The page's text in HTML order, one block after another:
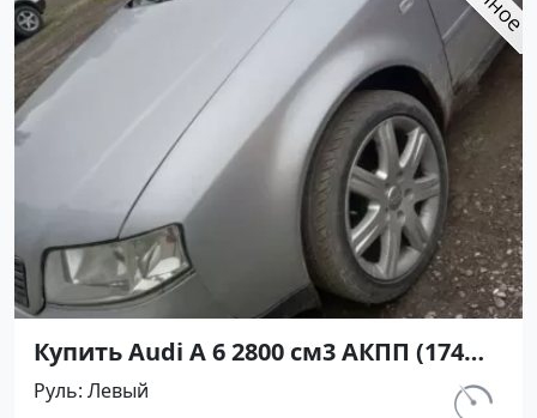
Купить Audi А 6 2800 см3 АКПП (174
л.с.) Бензин инжектор в Кореновск:
цвет Серебристый Седан 1997 года
Руль Левый